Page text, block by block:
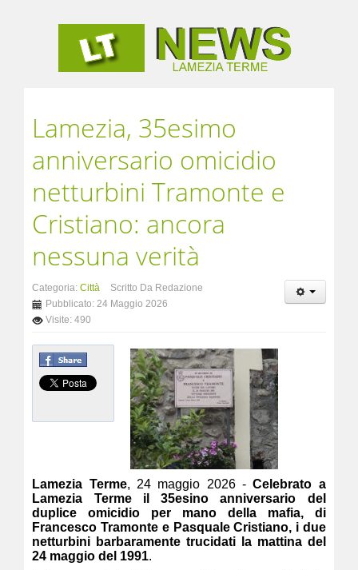
Lamezia, 35esimo
anniversario omicidio
netturbini Tramonte e
Cristiano: ancora
nessuna verità
Categoria:Città
Scritto Da Redazione
Pubblicato: 24 Maggio 2026
Visite: 490
Lamezia Terme, 24 maggio 2026 -Celebrato a
Lamezia Terme il 35esino anniversario del
duplice omicidio per mano della mafia, di
Francesco Tramonte e Pasquale Cristiano, i due
netturbini barbaramente trucidati la mattina del
24 maggio del 1991.